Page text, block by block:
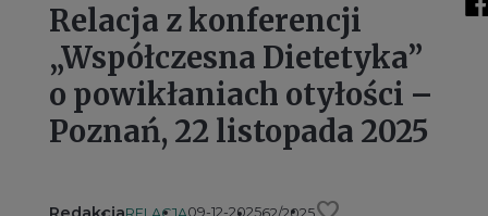
Relacja z konferencji
„Współczesna Dietetyka”
o powikłaniach otyłości –
Poznań, 22 listopada 2025
09-12-2025